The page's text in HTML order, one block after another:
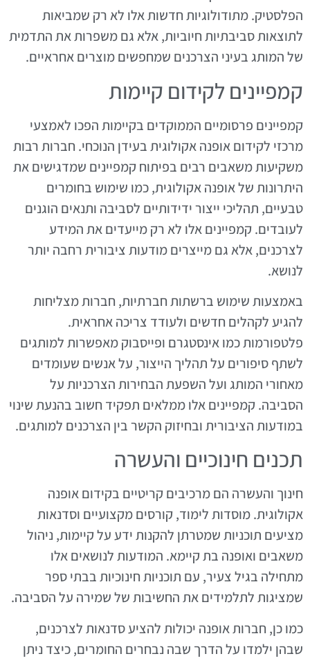
הפלסטיק. מתודולוגיות חדשות אלו לא רק שמביאות
לתוצאות סביבתיות חיוביות, אלא גם משפרות את התדמית
של המותג בעיני הצרכנים שמחפשים מוצרים אחראיים.
קמפיינים לקידום קיימות
קמפיינים פרסומיים הממוקדים בקיימות הפכו לאמצעי
מרכזי לקידום אופנה אקולוגית בעידן הנוכחי. חברות רבות
משקיעות משאבים רבים בפיתוח קמפיינים שמדגישים את
היתרונות של אופנה אקולוגית, כמו שימוש בחומרים
טבעיים, תהליכי ייצור ידידותיים לסביבה ותנאים הוגנים
לעובדים. קמפיינים אלו לא רק מייעדים את המידע
לצרכנים, אלא גם מייצרים מודעות ציבורית רחבה יותר
לנושא.
באמצעות שימוש ברשתות חברתיות, חברות מצליחות
להגיע לקהלים חדשים ולעודד צריכה אחראית.
פלטפורמות כמו אינסטגרם ופייסבוק מאפשרות למותגים
לשתף סיפורים על תהליך הייצור, על אנשים שעומדים
מאחורי המותג ועל השפעת הבחירות הצרכניות על
הסביבה. קמפיינים אלו ממלאים תפקיד חשוב בהנעת שינוי
במודעות הציבורית ובחיזוק הקשר בין הצרכנים למותגים.
תכנים חינוכיים והעשרה
חינוך והעשרה הם מרכיבים קריטיים בקידום אופנה
אקולוגית. מוסדות לימוד, קורסים מקצועיים וסדנאות
מציעים תוכניות שמטרתן להקנות ידע על קיימות, ניהול
משאבים ואופנה בת קיימא. המודעות לנושאים אלו
מתחילה בגיל צעיר, עם תוכניות חינוכיות בבתי ספר
שמציגות לתלמידים את החשיבות של שמירה על הסביבה.
כמו כן, חברות אופנה יכולות להציע סדנאות לצרכנים,
שבהן ילמדו על הדרך שבה נבחרים החומרים, כיצד ניתן